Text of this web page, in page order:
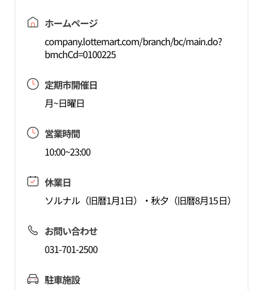
ホームページ
company.lottemart.com/branch/bc/main.do?
brnchCd=0100225
定期市開催日
月~日曜日
営業時間
10:00~23:00
休業日
ソルナル（旧暦1月1日）・秋夕（旧暦8月15日）
お問い合わせ
031-701-2500
駐車施設